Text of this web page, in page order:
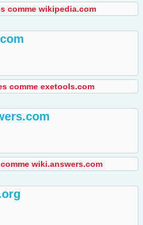
comme wikipedia.com
comme exetools.com
wiki.answers.com